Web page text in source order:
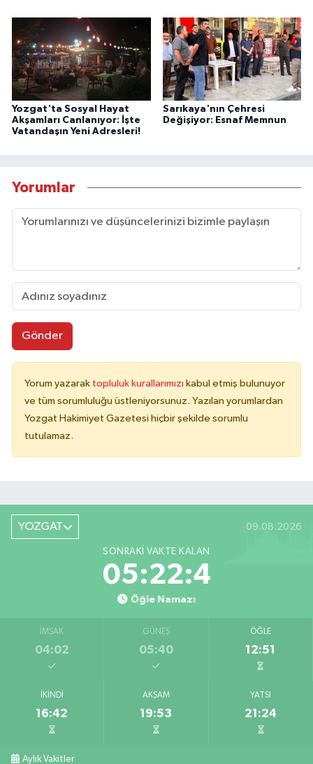
Yozgat'ta Sosyal Hayat
Akşamları Canlanıyor: İşte
Vatandaşın Yeni Adresleri!
Sarıkaya'nın Çehresi
Değişiyor: Esnaf Memnun
Yorumlar
Gönder
Yorum yazarak topluluk kurallarımızı kabul etmiş bulunuyor
ve tüm sorumluluğu üstleniyorsunuz. Yazılan yorumlardan
Yozgat Hakimiyet Gazetesi hiçbir şekilde sorumlu
tutulamaz.
YOZGAT 09.08.2026
SONRAKI VAKTE KALAN
05:22:4
Öğle Namazı
İMSAK
04:02
GÜNEŞ
05:40
ÖĞLE
12:51
İKINDI
16:42
AKŞAM
19:53
YATSI
21:24
Aylık Vakitler